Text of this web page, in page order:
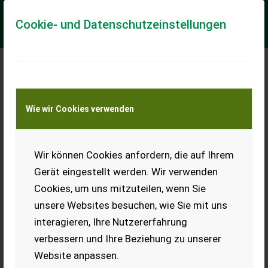
Cookie- und Datenschutzeinstellungen
Wie wir Cookies verwenden
Wir können Cookies anfordern, die auf Ihrem
Gerät eingestellt werden. Wir verwenden
Cookies, um uns mitzuteilen, wenn Sie
unsere Websites besuchen, wie Sie mit uns
interagieren, Ihre Nutzererfahrung
verbessern und Ihre Beziehung zu unserer
Website anpassen.
Meine Transportkostenanfrage
Transport von Land- und Baumaschinen –
KEINE Tiertransporte
Sambo Sambo 520H
195 x 115 cm
gebremst
Pickerl gültig
Dieser Anhänger ist in einem
mit Pickerl gültig bis Februar
2026 und ist mit Aufsatzbordwänden und Flachplane